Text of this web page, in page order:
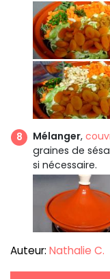
Mélanger,
graines de
si nécessaire.
Auteur: Nathalie C.